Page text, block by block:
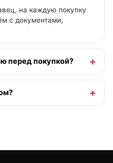
на каждую покупку
с документами,
перед покупкой?